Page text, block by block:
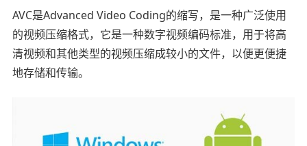
AVC是Advanced Video Coding的缩写，是一种广泛使用
的视频压缩格式，它是一种数字视频编码标准，用于将高
清视频和其他类型的视频压缩成较小的文件，以便更便捷
地存储和传输。